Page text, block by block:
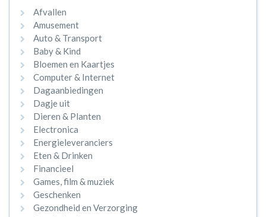
Afvallen
Amusement
Auto & Transport
Baby & Kind
Bloemen en Kaartjes
Computer & Internet
Dagaanbiedingen
Dagje uit
Dieren & Planten
Electronica
Energieleveranciers
Eten & Drinken
Financieel
Games, film & muziek
Geschenken
Gezondheid en Verzorging